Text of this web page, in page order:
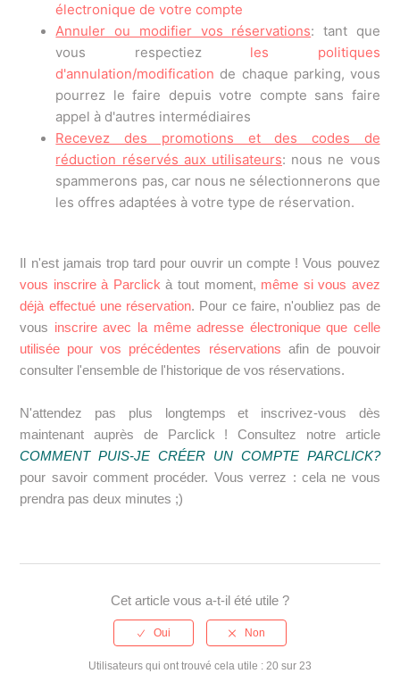
électronique de votre compte
Annuler ou modifier vos réservations: tant que
vous respectiez les politiques
d'annulation/modification de chaque parking, vous
pourrez le faire depuis votre compte sans faire
appel à d'autres intermédiaires
Recevez des promotions et des codes de
réduction réservés aux utilisateurs: nous ne vous
spammerons pas, car nous ne sélectionnerons que
les offres adaptées à votre type de réservation.
Il n'est jamais trop tard pour ouvrir un compte ! Vous pouvez
vous inscrire à Parclickà tout moment, même si vous avez
déjà effectué une réservation. Pour ce faire, n'oubliez pas de
vous inscrire avec la même adresse électronique que celle
utilisée pour vos précédentes réservations afin de pouvoir
consulter l'ensemble de l'historique de vos réservations.
N'attendez pas plus longtemps et inscrivez-vous dès
maintenant auprès de Parclick ! Consultez notre article
COMMENT PUIS-JE CRÉER UN COMPTE PARCLICK?
pour savoir comment procéder. Vous verrez : cela ne vous
prendra pas deux minutes ;)
Cet article vous a-t-il été utile ?
Utilisateurs qui ont trouvé cela utile : 20 sur 23